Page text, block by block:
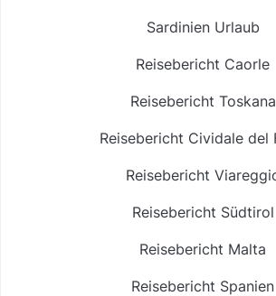
Sardinien Urlaub
Reisebericht Caorle
Reisebericht Toskana
Reisebericht Cividale del
Reisebericht
Reisebericht Südtirol
Reisebericht Malta
Reisebericht Spanien